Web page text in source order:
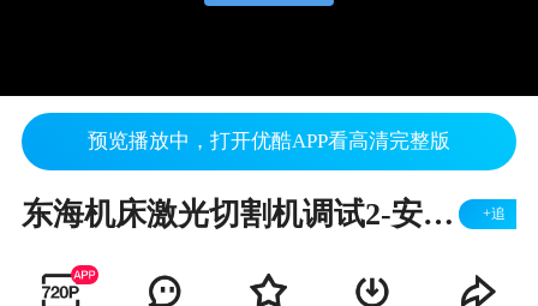
预览播放中，打开优酷APP看高清完整版
东海机床激光切割机调试2-安徽东海机床制造有限公司 +追